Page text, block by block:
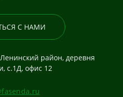
С НАМИ
район, деревня
с.1Д, офис 12